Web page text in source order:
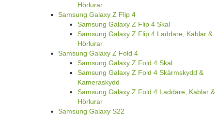
Hörlurar
Samsung Galaxy Z Flip 4
Samsung Galaxy Z Flip 4 Skal
Samsung Galaxy Z Flip 4 Laddare, Kablar &
Hörlurar
Samsung Galaxy Z Fold 4
Samsung Galaxy Z Fold 4 Skal
Samsung Galaxy Z Fold 4 Skärmskydd &
Kameraskydd
Samsung Galaxy Z Fold 4 Laddare, Kablar &
Hörlurar
Samsung Galaxy S22